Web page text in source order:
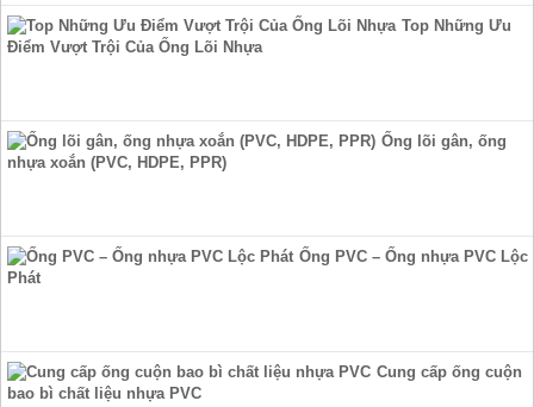
Top Những Ưu
Điểm Vượt Trội Của Ống Lõi Nhựa
Ống lõi gân, ống
nhựa xoắn (PVC, HDPE, PPR)
Ống PVC – Ống nhựa PVC Lộc
Phát
Cung cấp ống cuộn
bao bì chất liệu nhựa PVC